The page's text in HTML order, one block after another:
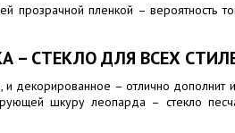
прозрачной пленкой – вероятность
– СТЕКЛО ДЛЯ ВСЕХ
и декорированное – отлично
шкуру леопарда – стекло